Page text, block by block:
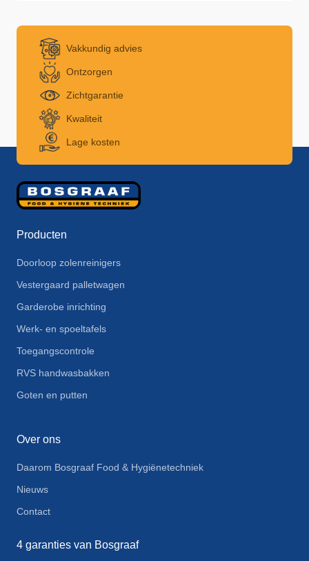
Vakkundig advies
Ontzorgen
Zichtgarantie
Kwaliteit
Lage kosten
Producten
Doorloop zolenreinigers
Vestergaard palletwagen
Garderobe inrichting
Werk- en spoeltafels
Toegangscontrole
RVS handwasbakken
Goten en putten
Over ons
Daarom Bosgraaf Food & Hygiënetechniek
Nieuws
Contact
4 garanties van Bosgraaf